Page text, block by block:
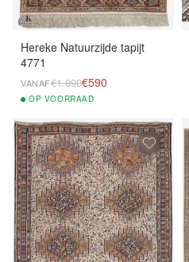
Hereke Natuurzijde tapijt
4771
VANAF€1.090€590
OP VOORRAAD